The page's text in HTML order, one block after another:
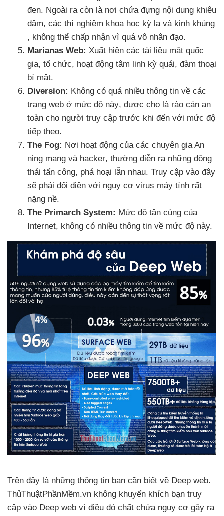
đen. Ngoài ra còn là nơi chứa đựng nội dung khiêu
dâm, các thí nghiệm khoa học kỳ lạ và kinh khủng
, không thể chấp nhận vì quá vô nhân đạo.
Marianas Web: Xuất hiện các tài liệu mật quốc
gia, tổ chức, hoạt động tâm linh kỳ quái, đàm thoại
bí mật.
Diversion: Không có quá nhiều thông tin về các
trang web ở mức độ này, được cho là rào cản an
toàn cho người truy cập trước khi đến với mức độ
tiếp theo.
The Fog: Nơi hoạt động của các chuyên gia An
ning mạng và hacker, thường diễn ra những động
thái tấn công, phá hoại lẫn nhau. Truy cập vào đây
sẽ phải đối diện với nguy cơ virus máy tính rất
nặng nề.
The Primarch System: Mức độ tận cùng của
Internet, không có nhiều thông tin về mức độ này.
Trên đây là những thông tin bạn cần biết về Deep web.
ThủThuậtPhầnMềm.vn không khuyến khích bạn truy
cập vào Deep web vì điều đó chất chứa nguy cơ gây ra